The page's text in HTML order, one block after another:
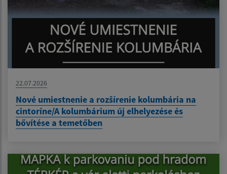
22.07.2026
Nové umiestnenie a rozšírenie kolumbária na
cintoríne/A kolumbárium új elhelyezése és
bővítése a temetőben